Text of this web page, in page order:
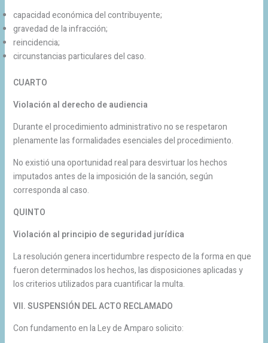
capacidad económica del contribuyente;
gravedad de la infracción;
reincidencia;
circunstancias particulares del caso.
CUARTO
Violación al derecho de audiencia
Durante el procedimiento administrativo no se respetaron
plenamente las formalidades esenciales del procedimiento.
No existió una oportunidad real para desvirtuar los hechos
imputados antes de la imposición de la sanción, según
corresponda al caso.
QUINTO
Violación al principio de seguridad jurídica
La resolución genera incertidumbre respecto de la forma en que
fueron determinados los hechos, las disposiciones aplicadas y
los criterios utilizados para cuantificar la multa.
VII. SUSPENSIÓN DEL ACTO RECLAMADO
Con fundamento en la Ley de Amparo solicito: